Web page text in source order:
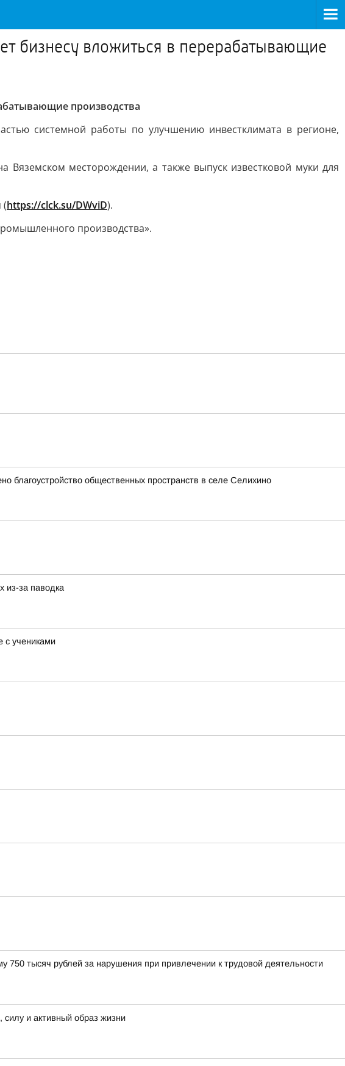
бизнесу вложиться в перерабатывающие
производства
системной работы по улучшению инвестклимата в регионе,
месторождении, а также выпуск известковой муки для
(https://clck.su/DWviD).
производства».
благоустройство общественных пространств в селе Селихино
из-за паводка
с учениками
тысяч рублей за нарушения при привлечении к трудовой деятельности
силу и активный образ жизни